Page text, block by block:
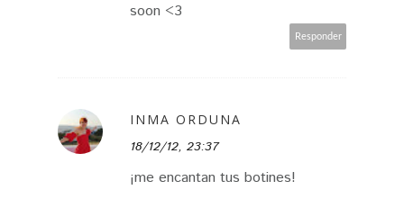
soon <3
Responder
INMA ORDUNA
18/12/12, 23:37
¡me encantan tus botines!